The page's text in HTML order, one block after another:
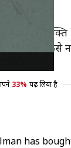
रहा है कि
कैसे
33% पढ़ लिया है
has